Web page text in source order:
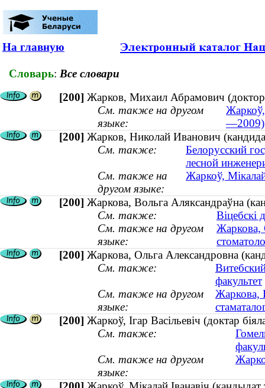
На главную
Словарь: Все словари
[200] Жарков, Михаил Абрамович
См. также на другом
языке:
Жаркоў,
—2009)
[200] Жарков, Николай Иванович
См. также:
Белорусский
лесной
См. также на
другом языке:
Жаркоў,
[200] Жаркова, Вольга Аляксандраўна
См. также:
Віцебскі
См. также на другом
языке:
Жаркова,
[200] Жаркова, Ольга Александровна
См. также:
факультет
См. также на другом
языке:
Жаркова,
[200] Жаркоў, Ігар Васільевіч (доктар
См. также:
См. также на другом
языке: